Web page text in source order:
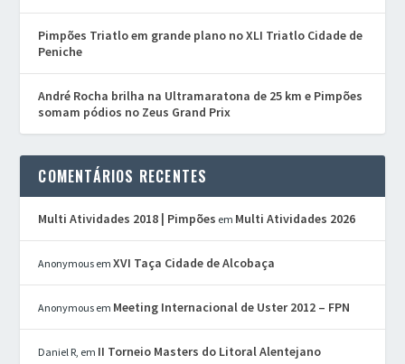
Pimpões Triatlo em grande plano no XLI Triatlo Cidade de
Peniche
André Rocha brilha na Ultramaratona de 25 km e Pimpões
somam pódios no Zeus Grand Prix
COMENTÁRIOS RECENTES
Multi Atividades 2018 | Pimpões em Multi Atividades 2026
Anonymous emXVI Taça Cidade de Alcobaça
Anonymous em Meeting Internacional de Uster 2012 – FPN
Daniel R, em II Torneio Masters do Litoral Alentejano